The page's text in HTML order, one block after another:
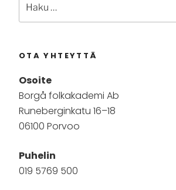
OTA YHTEYTTÄ
Osoite
Borgå folkakademi Ab
Runeberginkatu 16–18
06100 Porvoo
Puhelin
019 5769 500